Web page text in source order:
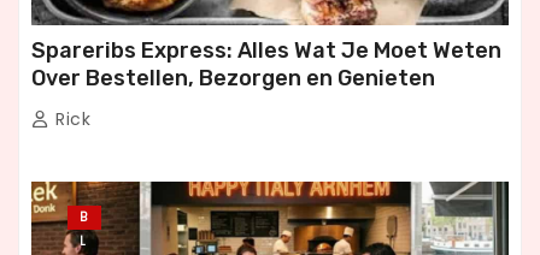
Spareribs Express: Alles Wat Je Moet Weten
Over Bestellen, Bezorgen en Genieten
Rick
B
L